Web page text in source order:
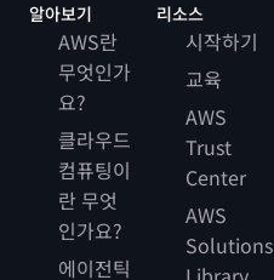
알아보기
AWS란
무엇인가
요?
클라우드
컴퓨팅이
란 무엇
인가요?
에이전틱
리소스
시작하기
교육
AWS
Trust
Center
AWS
Solutions